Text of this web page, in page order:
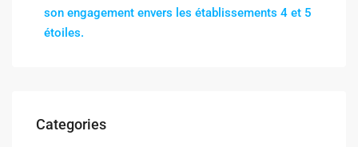
son engagement envers les établissements 4 et 5
étoiles.
Categories